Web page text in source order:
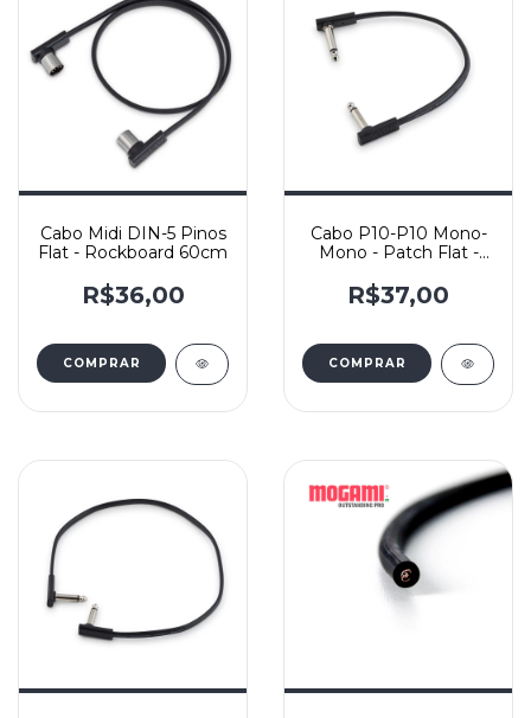
Cabo Midi DIN-5 Pinos
Flat - Rockboard 60cm
R$36,00
Cabo P10-P10 Mono-
Mono - Patch Flat -
R$37,00